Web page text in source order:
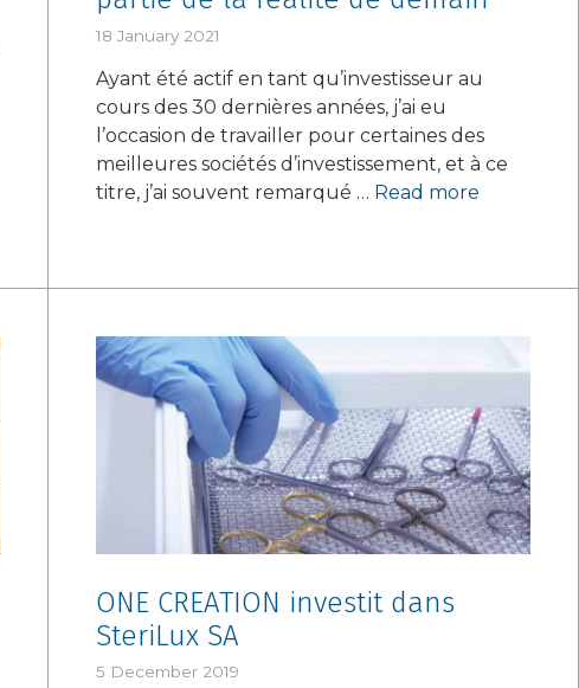
18 January 2021
Ayant été actif en tant qu’investisseur au
cours des 30 dernières années, j’ai eu
l’occasion de travailler pour certaines des
meilleures sociétés d’investissement, et à ce
titre, j’ai souvent remarqué … Read more
ONE CREATION investit dans
SteriLux SA
5 December 2019